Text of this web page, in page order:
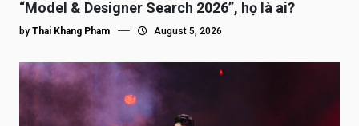
“Model & Designer Search 2026”, họ là ai?
by Thai Khang Pham August 5, 2026